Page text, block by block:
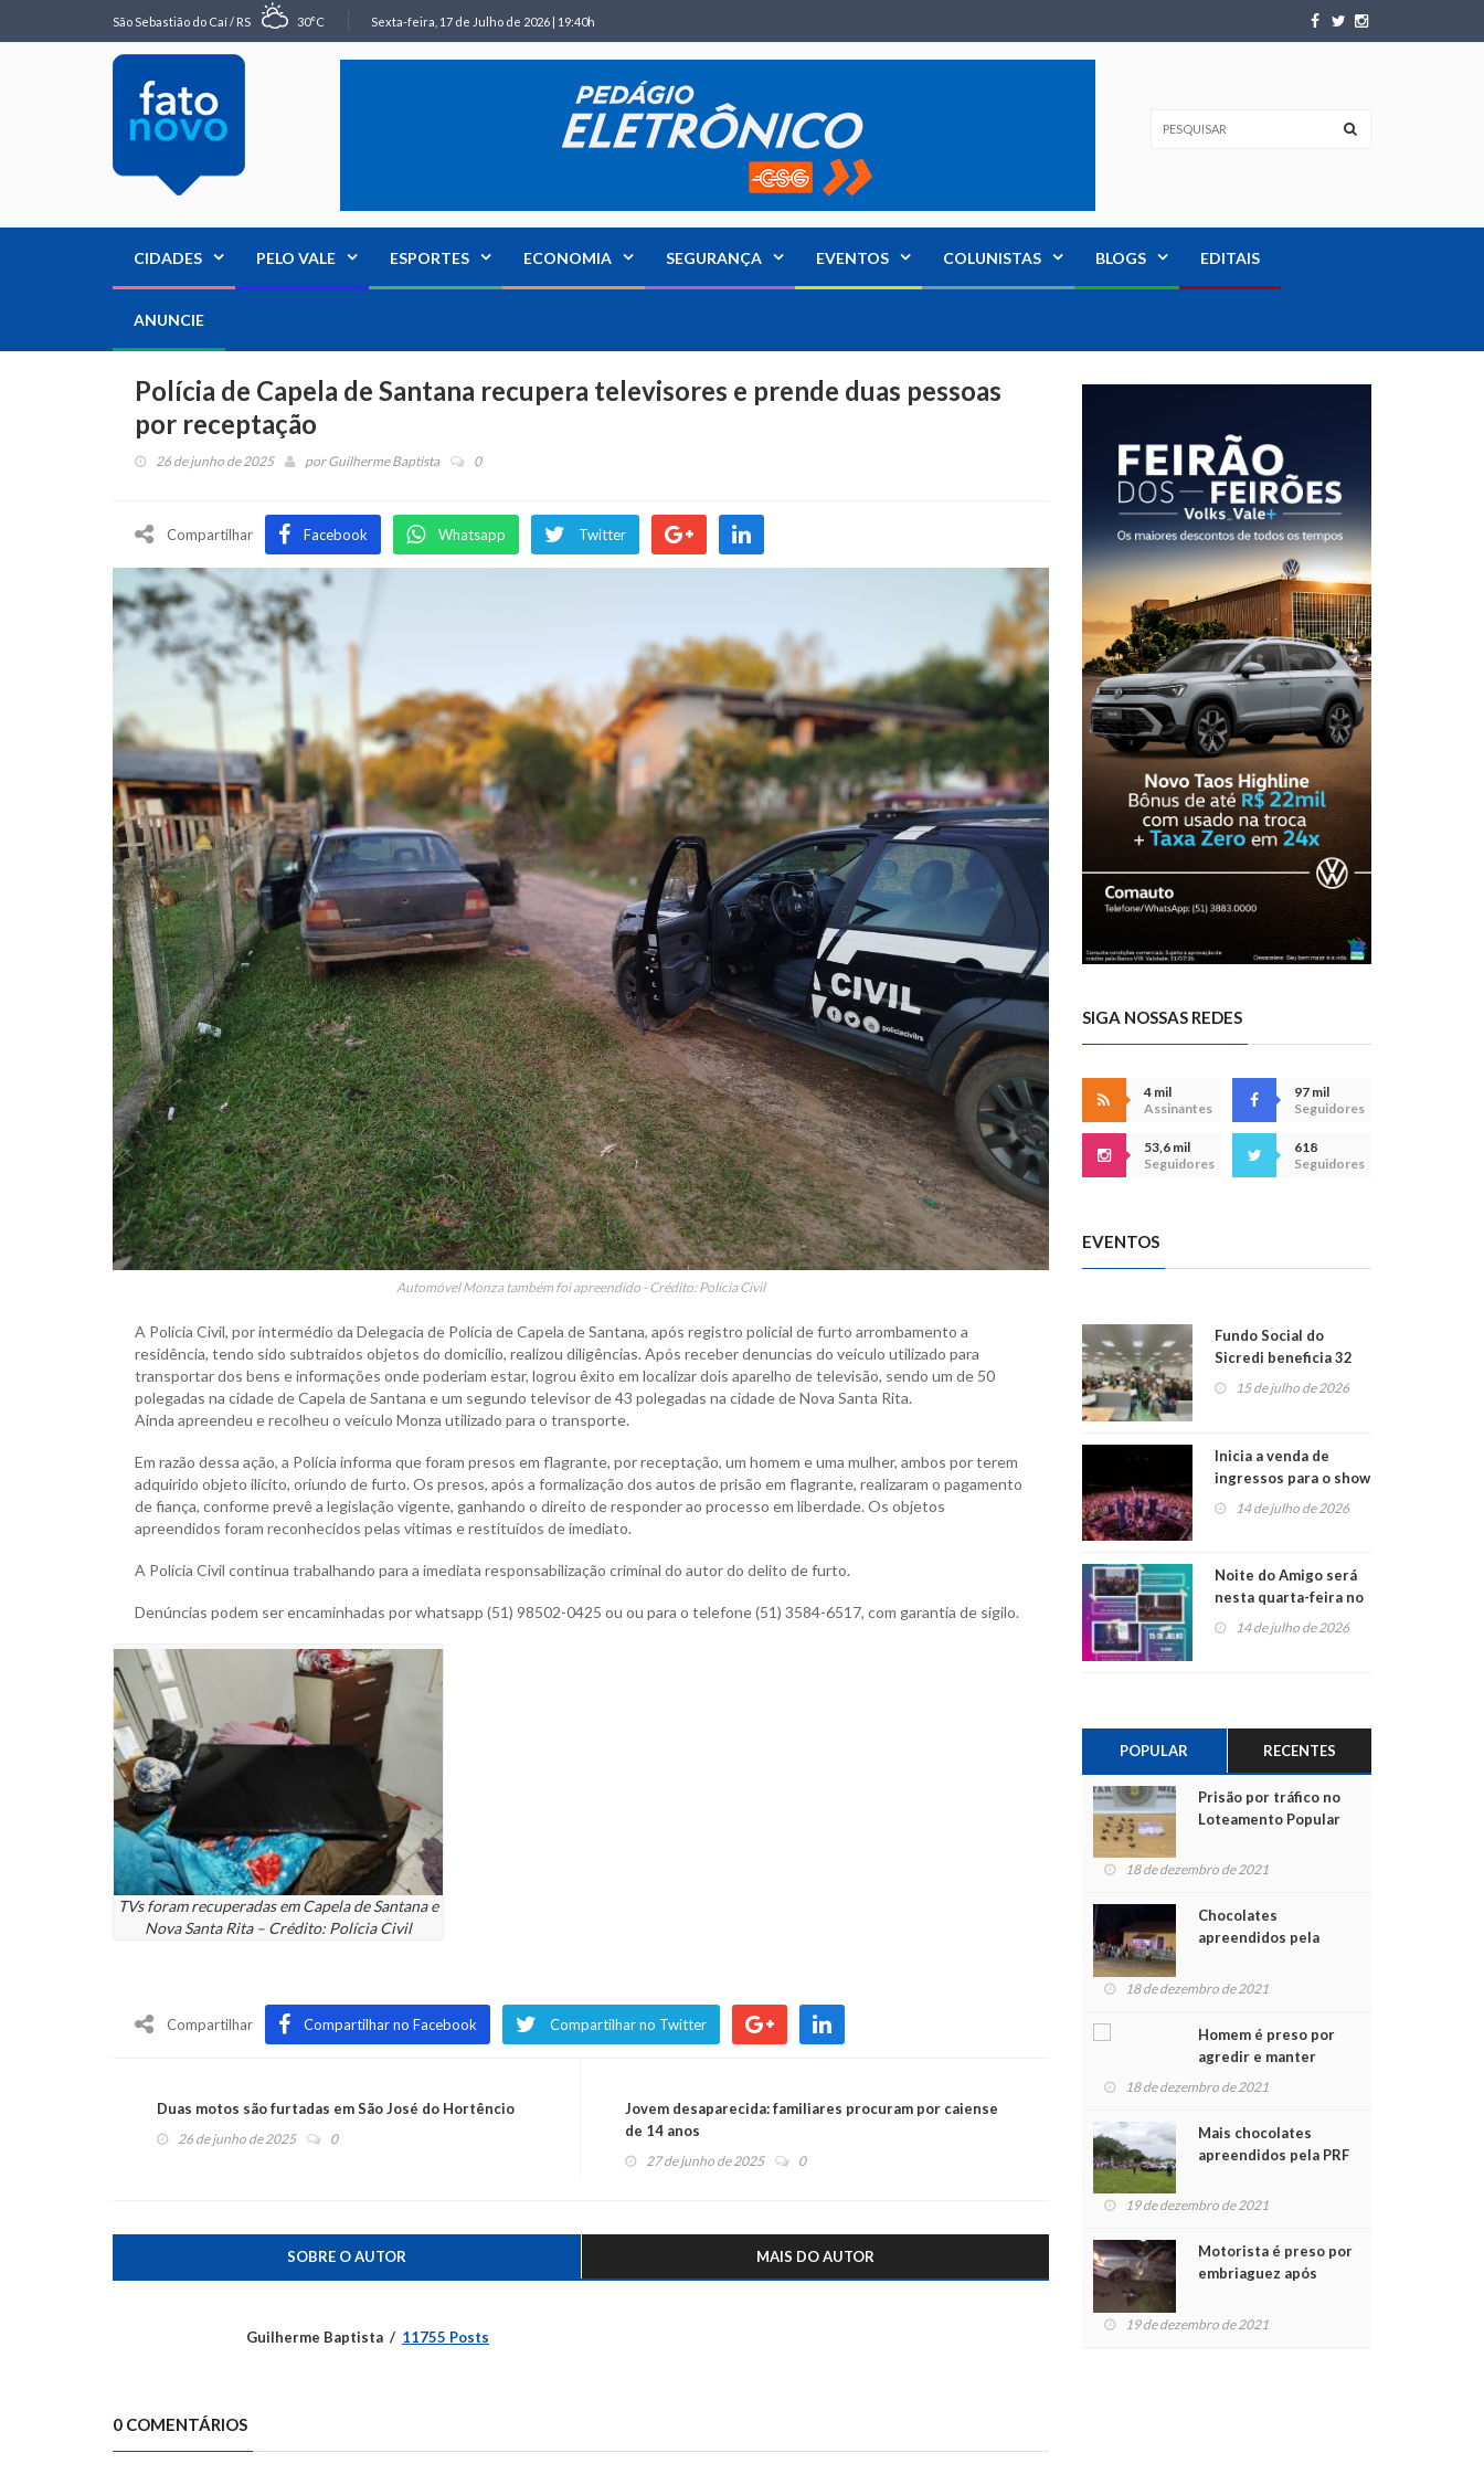
São Sebastião do Caí / RS 30°C Sexta-feira, 17 de Julho de 2026 | 19:40h
CIDADES PELO VALE ESPORTES ECONOMIA SEGURANÇA EVENTOS COLUNISTAS BLOGS EDITAIS
ANUNCIE
Polícia de Capela de Santana recupera televisores e prende duas pessoas
por receptação
26 de junho de 2025 porGuilherme Baptista 0
Compartilhar Facebook Whatsapp Twitter
Automóvel Monza também foi apreendido - Crédito: Polícia Civil
A Polícia Civil, por intermédio da Delegacia de Polícia de Capela de Santana, após registro policial de furto arrombamento a
residência, tendo sido subtraídos objetos do domicílio, realizou diligências. Após receber denuncias do veículo utilizado para
transportar dos bens e informações onde poderiam estar, logrou êxito em localizar dois aparelho de televisão, sendo um de 50
polegadas na cidade de Capela de Santana e um segundo televisor de 43 polegadas na cidade de Nova Santa Rita.
Ainda apreendeu e recolheu o veículo Monza utilizado para o transporte.
Em razão dessa ação, a Polícia informa que foram presos em flagrante, por receptação, um homem e uma mulher, ambos por terem
adquirido objeto ilícito, oriundo de furto. Os presos, após a formalização dos autos de prisão em flagrante, realizaram o pagamento
de fiança, conforme prevê a legislação vigente, ganhando o direito de responder ao processo em liberdade. Os objetos
apreendidos foram reconhecidos pelas vitimas e restituídos de imediato.
A Polícia Civil continua trabalhando para a imediata responsabilização criminal do autor do delito de furto.
Denúncias podem ser encaminhadas por whatsapp (51) 98502-0425 ou ou para o telefone (51) 3584-6517, com garantia de sigilo.
TVs foram recuperadas em Capela de Santana e
Nova Santa Rita – Crédito: Polícia Civil
Compartilhar Compartilhar no Facebook Compartilhar no Twitter
Duas motos são furtadas em São José do Hortêncio
26 de junho de 2025 0
Jovem desaparecida: familiares procuram por caiense
de 14 anos
27 de junho de 2025 0
SOBRE O AUTOR MAIS DO AUTOR
Guilherme Baptista 11755 Posts
0 COMENTÁRIOS
SIGA NOSSAS REDES
4 mil
Assinantes
97 mil
Seguidores
53,6 mil
Seguidores
618
Seguidores
EVENTOS
Fundo Social do
Sicredi beneficia 32
projetos em
15 de julho de 2026
Inicia a venda de
ingressos para o show
do Jota Quest nos 45
anos da Sicredi Ouro
14 de julho de 2026
Noite do Amigo será
nesta quarta-feira no
Centro de Cultura de
14 de julho de 2026
POPULAR RECENTES
Prisão por tráfico no
Loteamento Popular
18 de dezembro de 2021
Chocolates
apreendidos pela
para crianças na
18 de dezembro de 2021
Homem é preso por
agredir e manter
mulher em cárcere
18 de dezembro de 2021
Mais chocolates
apreendidos pela PRF
crianças no Natal
19 de dezembro de 2021
Motorista é preso por
embriaguez após
feridos
19 de dezembro de 2021